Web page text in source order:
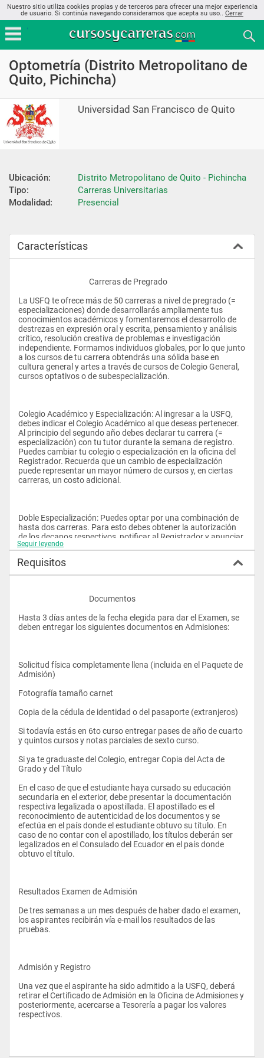
Nuestro sitio utiliza cookies propias y de terceros para ofrecer una mejor experiencia
de usuario. Si continúa navegando consideramos que acepta su uso.. Cerrar
Optometría (Distrito Metropolitano de
Quito, Pichincha)
Universidad San Francisco de Quito
Ubicación:
Distrito Metropolitano de Quito - Pichincha
Tipo:
Carreras Universitarias
Modalidad:
Presencial
Características
					Carreras de Pregrado
La USFQ te ofrece más de 50 carreras a nivel de pregrado (=
especializaciones) donde desarrollarás ampliamente tus
conocimientos académicos y fomentaremos el desarrollo de
destrezas en expresión oral y escrita, pensamiento y análisis
crítico, resolución creativa de problemas e investigación
independiente. Formamos individuos globales, por lo que junto
a los cursos de tu carrera obtendrás una sólida base en
cultura general y artes a través de cursos de Colegio General,
cursos optativos o de subespecialización.
Colegio Académico y Especialización: Al ingresar a la USFQ,
debes indicar el Colegio Académico al que deseas pertenecer.
Al principio del segundo año debes declarar tu carrera (=
especialización) con tu tutor durante la semana de registro.
Puedes cambiar tu colegio o especialización en la oficina del
Registrador. Recuerda que un cambio de especialización
puede representar un mayor número de cursos y, en ciertas
carreras, un costo adicional.
Doble Especialización: Puedes optar por una combinación de
hasta dos carreras. Para esto debes obtener la autorización
de los decanos respectivos, notificar al Registrador y anunciar
tu doble especialización antes de graduarte (más información
subespecializaciones, completando entre 15 y 21 créditos en
cada una, según los requisitos específicos de cada colegio.
corrección de los defectos refractivos del ojo; es decir de todas
las alteraciones de la forma, diámetro ó curvatura de los
diferentes lentes ó sistemas ópticos del globo ocular.
Se dedica a la detección, prescripción y tratamiento de los
defectos visuales mediante la prescripción de anteojos y lentes
de contacto. El Optometrista realiza y asiste al oftalmólogo en
la implementación de múltiples exámenes para la valoración y
la rehabilitación ocular del paciente.
Otro punto muy importante también es los bajos costos de la
carrera de optometría en relación a otros centros no
universitarios del Ecuador que están muy lejos en cuanto a la
calidad de la formación académica en relación a la USFQ.
Por ello estudiar optometría en la USFQ además de la
excelente formación académica, le permite al estudiante
ampliar fácilmente su formación y obtener empleo con
facilidad en el mercado laboral nacional e internacional de
ópticas y centros oftalmológicos.
Su formación le permite realizar medicina preventiva y de
ayuda social, le forma para la implementación, administración
y venta de artículos de corrección, rehabilitación y ayuda
óptica.
su excelente formación y experiencia. Muchas veces los
estudiantes son contratados para trabajar en centros ópticos
antes de graduarse y obtener su título, especialmente por su
conocimiento y por el horario de estudio cómodo que tienen, el
mismo les permite trabajar durante día.
El graduado en Optometría se encuentra capacitado en:
Seguir leyendo
Requisitos
					Documentos
Hasta 3 días antes de la fecha elegida para dar el Examen, se
deben entregar los siguientes documentos en Admisiones:
Solicitud física completamente llena (incluida en el Paquete de
Admisión)
Fotografía tamaño carnet
Copia de la cédula de identidad o del pasaporte (extranjeros)
Si todavía estás en 6to curso entregar pases de año de cuarto
y quintos cursos y notas parciales de sexto curso.
Si ya te graduaste del Colegio, entregar Copia del Acta de
Grado y del Título
En el caso de que el estudiante haya cursado su educación
secundaria en el exterior, debe presentar la documentación
respectiva legalizada o apostillada. El apostillado es el
reconocimiento de autenticidad de los documentos y se
efectúa en el país donde el estudiante obtuvo su título. En
caso de no contar con el apostillado, los títulos deberán ser
legalizados en el Consulado del Ecuador en el país donde
obtuvo el título.
Resultados Examen de Admisión
De tres semanas a un mes después de haber dado el examen,
los aspirantes recibirán vía e-mail los resultados de las
pruebas.
Admisión y Registro
Una vez que el aspirante ha sido admitido a la USFQ, deberá
retirar el Certificado de Admisión en la Oficina de Admisiones y
posteriormente, acercarse a Tesorería a pagar los valores
respectivos.